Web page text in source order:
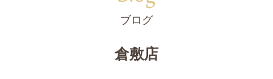
ブログ
倉敷店